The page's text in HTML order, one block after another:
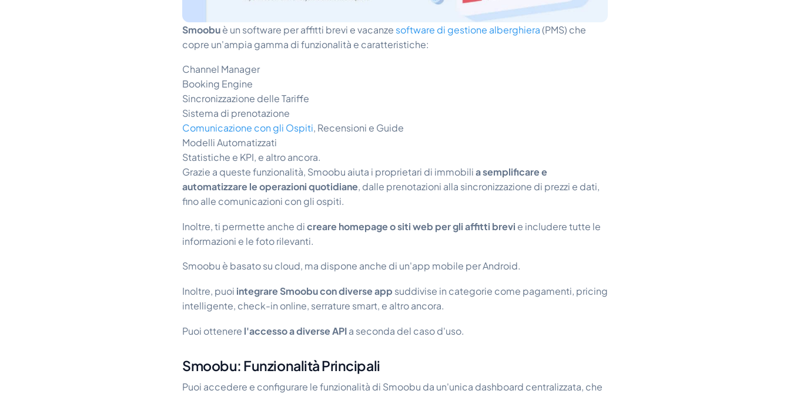
Smoobuè un software per affitti brevi e vacanze software di gestione alberghiera(PMS) che
copre un'ampia gamma di funzionalità e caratteristiche:
Channel Manager
Booking Engine
Sincronizzazione delle Tariffe
Sistema di prenotazione
Comunicazione con gli Ospiti, Recensioni e Guide
Modelli Automatizzati
Statistiche e KPI, e altro ancora.
Grazie a queste funzionalità, Smoobu aiuta i proprietari di immobilia semplificare e
automatizzare le operazioni quotidiane, dalle prenotazioni alla sincronizzazione di prezzi e dati,
fino alle comunicazioni con gli ospiti.
Inoltre, ti permette anche dicreare homepage o siti web per gli affitti brevi e includere tutte le
informazioni e le foto rilevanti.
Smoobu è basato su cloud, ma dispone anche di un'app mobile per Android.
Inoltre, puoi integrare Smoobu con diverse app suddivise in categorie come pagamenti, pricing
intelligente, check-in online, serrature smart, e altro ancora.
Puoi ottenere l'accesso a diverse APIa seconda del caso d'uso.
Smoobu: Funzionalità Principali
Puoi accedere e configurare le funzionalità di Smoobu da un'unica dashboard centralizzata, che